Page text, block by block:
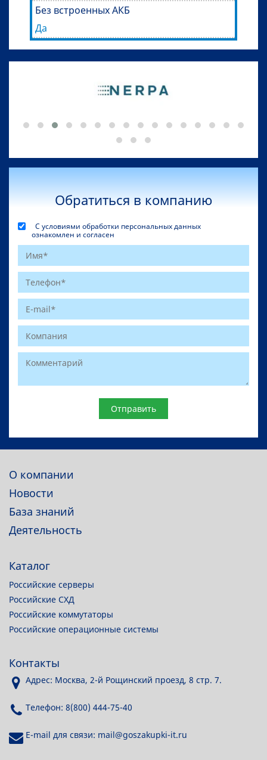
Без встроенных АКБ
Да
Обратиться в компанию
С условиями обработки персональных данных
ознакомлен и согласен
О компании
Новости
База знаний
Деятельность
Каталог
Российские серверы
Российские СХД
Российские коммутаторы
Российские операционные системы
Контакты
Адрес: Москва, 2-й Рощинский проезд, 8 стр. 7.
Телефон: 8(800) 444-75-40
E-mail для связи: mail@goszakupki-it.ru